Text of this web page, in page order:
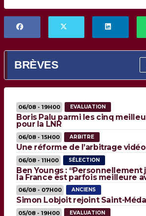
BRÈVES
06/08 - 19H00 EVALUATION
Boris Palu parmi les cinq
pour la LNR
06/08 - 15H00 ARBITRE
Une réforme de l’arbitrage
06/08 - 11H00 SÉLECTION
Ben Youngs : “Personnellement
la France est parfois meilleure
06/08 - 07H00 ANCIENS
Simon Lobjoit rejoint Saint-
05/08 - 19H00 EVALUATION